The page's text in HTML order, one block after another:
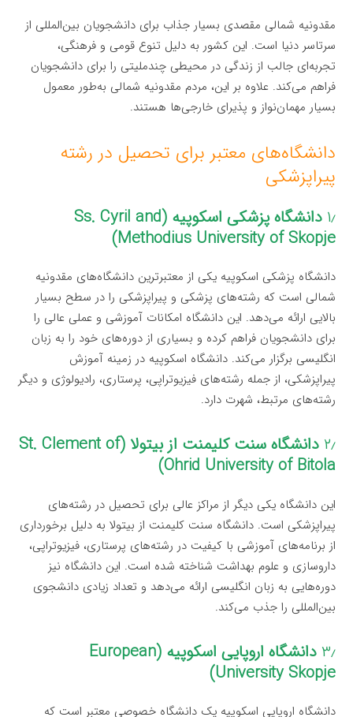
مقدونیه شمالی مقصدی بسیار جذاب برای دانشجویان بین‌المللی از
سرتاسر دنیا است. این کشور به دلیل تنوع قومی و فرهنگی،
تجربه‌ای جالب از زندگی در محیطی چندملیتی را برای دانشجویان
فراهم می‌کند. علاوه بر این، مردم مقدونیه شمالی به‌طور معمول
بسیار مهمان‌نواز و پذیرای خارجی‌ها هستند.
دانشگاه‌های معتبر برای تحصیل در رشته
پیراپزشکی
۱٫
دانشگاه پزشکی اسکوپیه (Ss. Cyril and
Methodius University of Skopje)
دانشگاه پزشکی اسکوپیه یکی از معتبرترین دانشگاه‌های مقدونیه
شمالی است که رشته‌های پزشکی و پیراپزشکی را در سطح بسیار
بالایی ارائه می‌دهد. این دانشگاه امکانات آموزشی و عملی عالی را
برای دانشجویان فراهم کرده و بسیاری از دوره‌های خود را به زبان
انگلیسی برگزار می‌کند. دانشگاه اسکوپیه در زمینه آموزش
پیراپزشکی، از جمله رشته‌های فیزیوتراپی، پرستاری، رادیولوژی و دیگر
رشته‌های مرتبط، شهرت دارد.
۲٫
دانشگاه سنت کلیمنت از بیتولا (St. Clement of
Ohrid University of Bitola)
این دانشگاه یکی دیگر از مراکز عالی برای تحصیل در رشته‌های
پیراپزشکی است. دانشگاه سنت کلیمنت از بیتولا به دلیل برخورداری
از برنامه‌های آموزشی با کیفیت در رشته‌های پرستاری، فیزیوتراپی،
داروسازی و علوم بهداشت شناخته شده است. این دانشگاه نیز
دوره‌هایی به زبان انگلیسی ارائه می‌دهد و تعداد زیادی دانشجوی
بین‌المللی را جذب می‌کند.
۳٫
دانشگاه اروپایی اسکوپیه (European
University Skopje)
دانشگاه اروپایی اسکوپیه یک دانشگاه خصوصی معتبر است که